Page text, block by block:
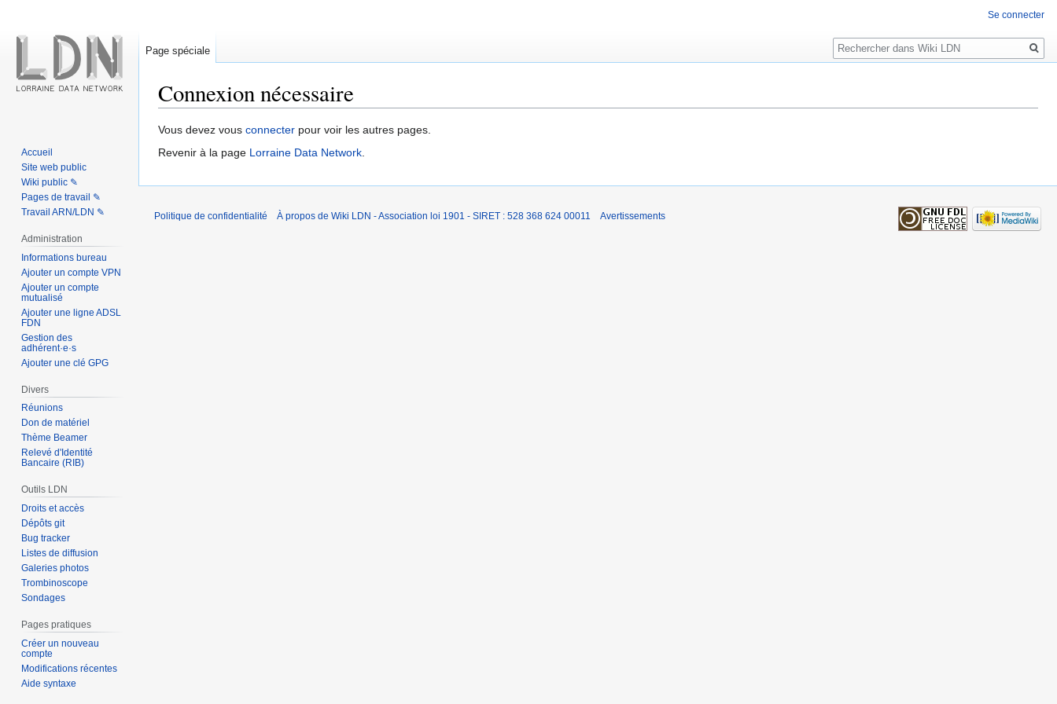
Connexion nécessaire
Sauter
à
Sauter
à
Vous devez vous connecter pour voir les autres pages.
Revenir à la page Lorraine Data Network.
Se connecter
Page spéciale
Rechercher
Accueil
Site web public
Wiki public ✎
Pages de travail ✎
Travail ARN/LDN ✎
Administration
Informations bureau
Ajouter un compte VPN
Ajouter un compte
mutualisé
Ajouter une ligne ADSL
FDN
Gestion des
adhérent·e·s
Ajouter une clé GPG
Divers
Réunions
Don de matériel
Thème Beamer
Relevé d'Identité
Bancaire (RIB)
Outils LDN
Droits et accès
Dépôts git
Bug tracker
Listes de diffusion
Galeries photos
Trombinoscope
Sondages
Pages pratiques
Créer un nouveau
compte
Modifications récentes
Aide syntaxe
Politique de confidentialité À propos de Wiki LDN - Association loi 1901 - SIRET : 528 368 624 00011 Avertissements